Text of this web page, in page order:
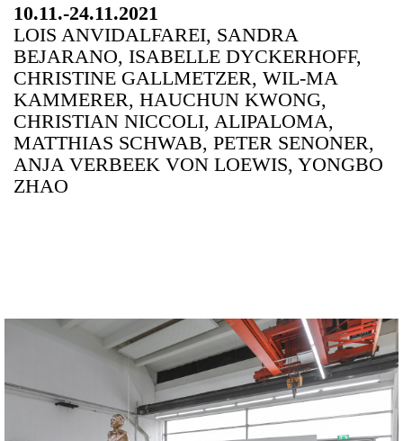
10.11.-24.11.2021
LOIS ANVIDALFAREI, SANDRA
BEJARANO, ISABELLE DYCKERHOFF,
CHRISTINE GALLMETZER, WIL-MA
KAMMERER, HAUCHUN KWONG,
CHRISTIAN NICCOLI, ALIPALOMA,
MATTHIAS SCHWAB, PETER SENONER,
ANJA VERBEEK VON LOEWIS, YONGBO
ZHAO